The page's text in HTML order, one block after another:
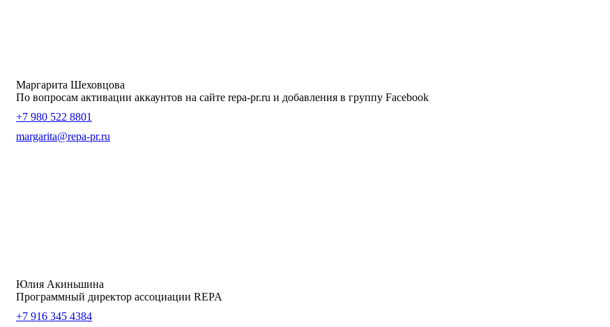
Маргарита Шеховцова
По вопросам активации аккаунтов на сайте repa-pr.ru и добавления в группу Facebook
+7 980 522 8801
margarita@repa-pr.ru
Юлия Акиньшина
Программный директор ассоциации REPA
+7 916 345 4384